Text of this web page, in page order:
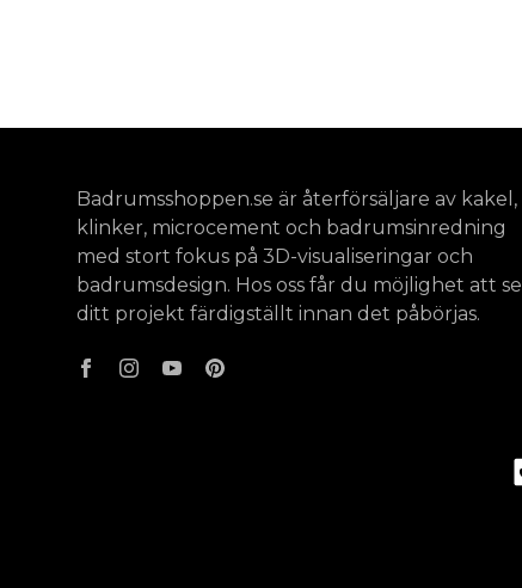
Badrumsshoppen.se är återförsäljare av kakel,
klinker, microcement och badrumsinredning
med stort fokus på 3D-visualiseringar och
badrumsdesign. Hos oss får du möjlighet att se
ditt projekt färdigställt innan det påbörjas.